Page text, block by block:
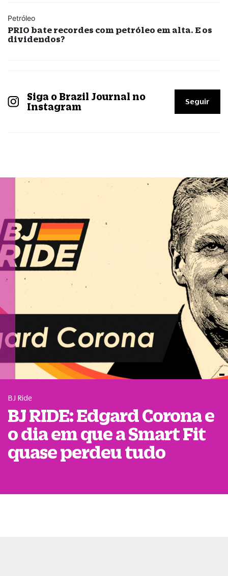
Petróleo
PRIO bate recordes com petróleo em alta. E os
dividendos?
Siga o Brazil Journal no
Instagram
Seguir
BJ Ride
BJ RIDE: Edgard Corona e
o dia em que a Smart Fit
quase perdeu tudo